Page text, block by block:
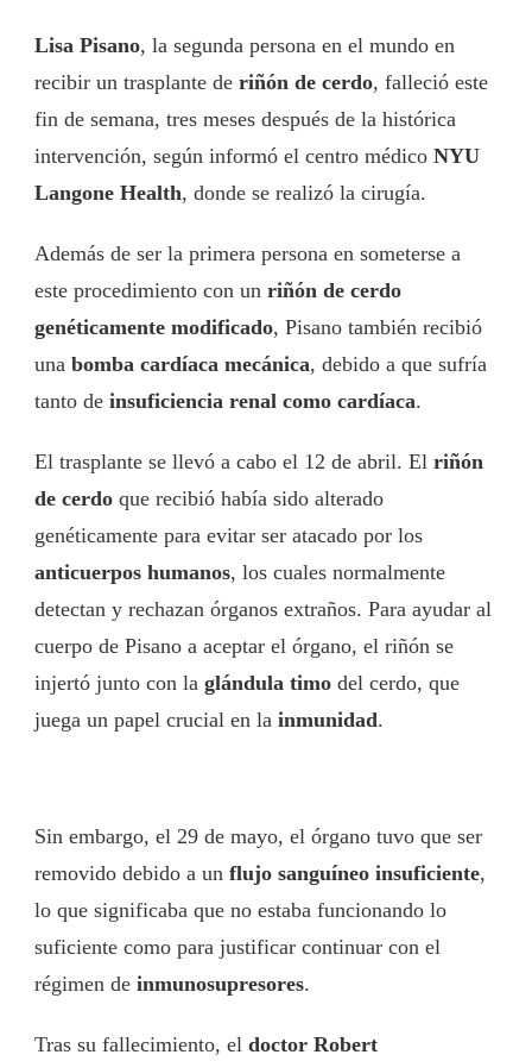
Lisa Pisano, la segunda persona en el mundo en
recibir un trasplante de riñón de cerdo, falleció este
fin de semana, tres meses después de la histórica
intervención, según informó el centro médico NYU
Langone Health, donde se realizó la cirugía.
Además de ser la primera persona en someterse a
este procedimiento con un riñón de cerdo
genéticamente modificado, Pisano también recibió
una bomba cardíaca mecánica, debido a que sufría
tanto de insuficiencia renal como cardíaca.
El trasplante se llevó a cabo el 12 de abril. El riñón
de cerdo que recibió había sido alterado
genéticamente para evitar ser atacado por los
anticuerpos humanos, los cuales normalmente
detectan y rechazan órganos extraños. Para ayudar al
cuerpo de Pisano a aceptar el órgano, el riñón se
injertó junto con la glándula timo del cerdo, que
juega un papel crucial en la inmunidad.
Sin embargo, el 29 de mayo, el órgano tuvo que ser
removido debido a un flujo sanguíneo insuficiente,
lo que significaba que no estaba funcionando lo
suficiente como para justificar continuar con el
régimen de inmunosupresores.
Tras su fallecimiento, el doctor Robert